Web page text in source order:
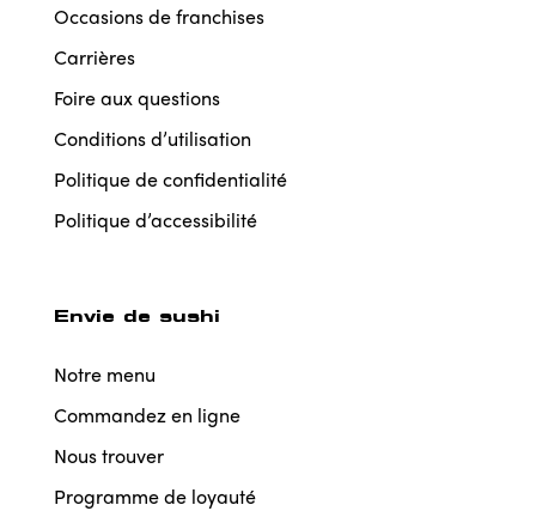
Occasions de franchises
Carrières
Foire aux questions
Conditions d’utilisation
Politique de confidentialité
Politique d’accessibilité
Envie de sushi
Notre menu
Commandez en ligne
Nous trouver
Programme de loyauté